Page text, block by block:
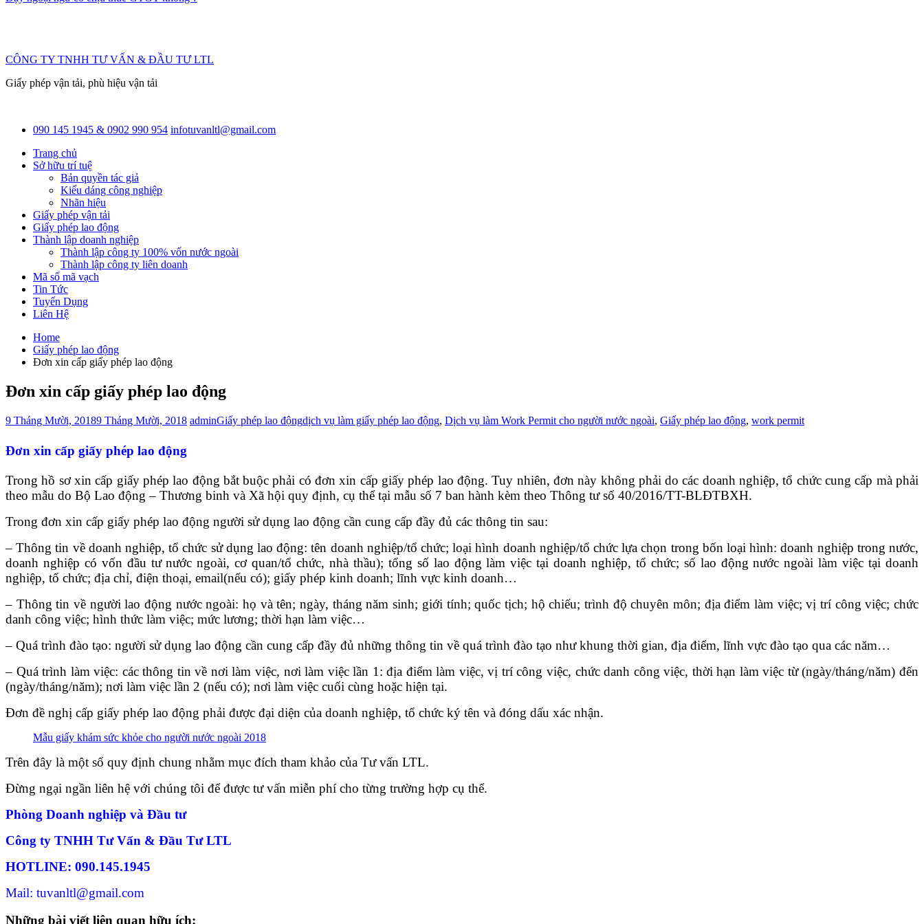
CÔNG TY TNHH TƯ VẤN & ĐẦU TƯ LTL
Giấy phép vận tải, phù hiệu vận tải
090 145 1945 & 0902 990 954 infotuvanltl@gmail.com
Trang chủ
Sở hữu trí tuệ
Bản quyền tác giả
Kiểu dáng công nghiệp
Nhãn hiệu
Giấy phép vận tải
Giấy phép lao động
Thành lập doanh nghiệp
Thành lập công ty 100% vốn nước ngoài
Thành lập công ty liên doanh
Mã số mã vạch
Tin Tức
Tuyển Dụng
Liên Hệ
Home
Giấy phép lao động
Đơn xin cấp giấy phép lao động
Đơn xin cấp giấy phép lao động
9 Tháng Mười, 20189 Tháng Mười, 2018 adminGiấy phép lao độngdịch vụ làm giấy phép lao động, Dịch vụ làm Work Permit cho người nước ngoài, Giấy phép lao động, work permit
Đơn xin cấp giấy phép lao động
Trong hồ sơ xin cấp giấy phép lao động bắt buộc phải có đơn xin cấp giấy phép lao động. Tuy nhiên, đơn này không phải do các doanh nghiệp, tổ chức cung cấp mà phải
theo mẫu do Bộ Lao động – Thương binh và Xã hội quy định, cụ thể tại mẫu số 7 ban hành kèm theo Thông tư số 40/2016/TT-BLĐTBXH.
Trong đơn xin cấp giấy phép lao động người sử dụng lao động cần cung cấp đầy đủ các thông tin sau:
– Thông tin về doanh nghiệp, tổ chức sử dụng lao động: tên doanh nghiệp/tổ chức; loại hình doanh nghiệp/tổ chức lựa chọn trong bốn loại hình: doanh nghiệp trong nước,
doanh nghiệp có vốn đầu tư nước ngoài, cơ quan/tổ chức, nhà thầu); tổng số lao động làm việc tại doanh nghiệp, tổ chức; số lao động nước ngoài làm việc tại doanh
nghiệp, tổ chức; địa chỉ, điện thoại, email(nếu có); giấy phép kinh doanh; lĩnh vực kinh doanh…
– Thông tin về người lao động nước ngoài: họ và tên; ngày, tháng năm sinh; giới tính; quốc tịch; hộ chiếu; trình độ chuyên môn; địa điểm làm việc; vị trí công việc; chức
danh công việc; hình thức làm việc; mức lương; thời hạn làm việc…
– Quá trình đào tạo: người sử dụng lao động cần cung cấp đầy đủ những thông tin về quá trình đào tạo như khung thời gian, địa điểm, lĩnh vực đào tạo qua các năm…
– Quá trình làm việc: các thông tin về nơi làm việc, nơi làm việc lần 1: địa điểm làm việc, vị trí công việc, chức danh công việc, thời hạn làm việc từ (ngày/tháng/năm) đến
(ngày/tháng/năm); nơi làm việc lần 2 (nếu có); nơi làm việc cuối cùng hoặc hiện tại.
Đơn đề nghị cấp giấy phép lao động phải được đại diện của doanh nghiệp, tổ chức ký tên và đóng dấu xác nhận.
Mẫu giấy khám sức khỏe cho người nước ngoài 2018
Trên đây là một số quy định chung nhằm mục đích tham khảo của Tư vấn LTL.
Đừng ngại ngần liên hệ với chúng tôi để được tư vấn miễn phí cho từng trường hợp cụ thể.
Phòng Doanh nghiệp và Đầu tư
Công ty TNHH Tư Vấn & Đầu Tư LTL
HOTLINE: 090.145.1945
Mail: tuvanltl@gmail.com
Những bài viết liên quan hữu ích: